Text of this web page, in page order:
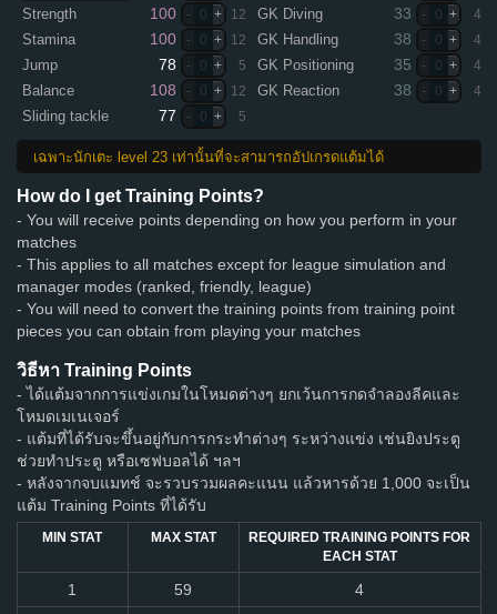
Strength 100 - 0 + 12
Stamina 100 - 0 + 12
Jump 78 - 0 + 5
Balance 108 - 0 + 12
Sliding tackle 77 - 0 + 5
GK Diving 33 - 0 + 4
GK Handling 38 - 0 + 4
GK Positioning 35 - 0 + 4
GK Reaction 38 - 0 + 4
เฉพาะนักเตะ level 23 เท่านั้นที่จะสามารถอัปเกรดแต้มได้
How do I get Training Points?
- You will receive points depending on how you perform in your
matches
- This applies to all matches except for league simulation and
manager modes (ranked, friendly, league)
- You will need to convert the training points from training point
pieces you can obtain from playing your matches
วิธีหา Training Points
- ได้แต้มจากการแข่งเกมในโหมดต่างๆ ยกเว้นการกดจำลองลีคและ
โหมดเมเนเจอร์
- แต้มที่ได้รับจะขึ้นอยู่กับการกระทำต่างๆ ระหว่างแข่ง เช่นยิงประตู
ช่วยทำประตู หรือเซฟบอลได้ ฯลฯ
- หลังจากจบแมทช์ จะรวบรวมผลคะแนน แล้วหารด้วย 1,000 จะเป็น
แต้ม Training Points ที่ได้รับ
MIN STAT MAX STAT
REQUIRED TRAINING POINTS FOR
EACH STAT
1 59
4